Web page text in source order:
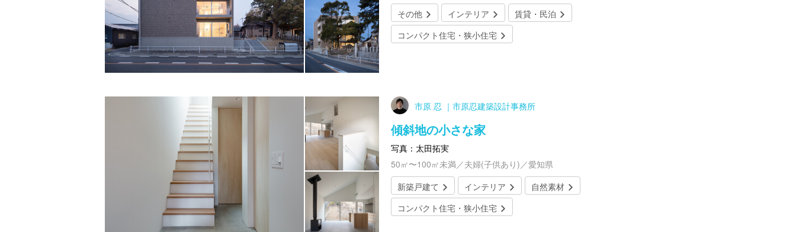
その他
インテリア
賃貸・民泊
コンパクト住宅・狭小住宅
市原 忍 ｜市原忍建築設計事務所
傾斜地の小さな家
写真：太田拓実
50㎡〜100㎡未満／夫婦(子供あり)／愛知県
新築戸建て
インテリア
自然素材
コンパクト住宅・狭小住宅